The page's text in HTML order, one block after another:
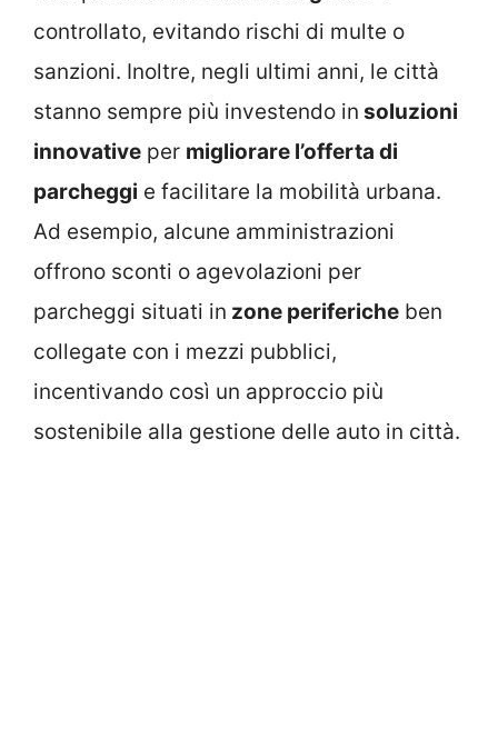
controllato, evitando rischi di multe o
sanzioni. Inoltre, negli ultimi anni, le città
stanno sempre più investendo in soluzioni
innovative per migliorare l’offerta di
parcheggi e facilitare la mobilità urbana.
Ad esempio, alcune amministrazioni
offrono sconti o agevolazioni per
parcheggi situati in zone periferiche ben
collegate con i mezzi pubblici,
incentivando così un approccio più
sostenibile alla gestione delle auto in città.